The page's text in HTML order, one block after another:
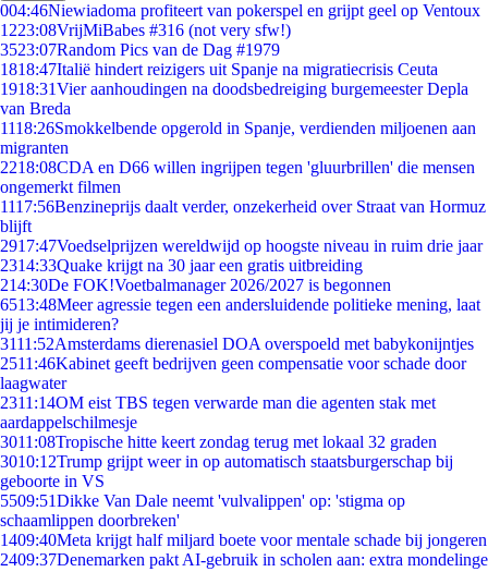
004:46Niewiadoma profiteert van pokerspel en grijpt geel op Ventoux
1223:08VrijMiBabes #316 (not very sfw!)
3523:07Random Pics van de Dag #1979
1818:47Italië hindert reizigers uit Spanje na migratiecrisis Ceuta
1918:31Vier aanhoudingen na doodsbedreiging burgemeester Depla
van Breda
1118:26Smokkelbende opgerold in Spanje, verdienden miljoenen aan
migranten
2218:08CDA en D66 willen ingrijpen tegen 'gluurbrillen' die mensen
ongemerkt filmen
1117:56Benzineprijs daalt verder, onzekerheid over Straat van Hormuz
blijft
2917:47Voedselprijzen wereldwijd op hoogste niveau in ruim drie jaar
2314:33Quake krijgt na 30 jaar een gratis uitbreiding
214:30De FOK!Voetbalmanager 2026/2027 is begonnen
6513:48Meer agressie tegen een andersluidende politieke mening, laat
jij je intimideren?
3111:52Amsterdams dierenasiel DOA overspoeld met babykonijntjes
2511:46Kabinet geeft bedrijven geen compensatie voor schade door
laagwater
2311:14OM eist TBS tegen verwarde man die agenten stak met
aardappelschilmesje
3011:08Tropische hitte keert zondag terug met lokaal 32 graden
3010:12Trump grijpt weer in op automatisch staatsburgerschap bij
geboorte in VS
5509:51Dikke Van Dale neemt 'vulvalippen' op: 'stigma op
schaamlippen doorbreken'
1409:40Meta krijgt half miljard boete voor mentale schade bij jongeren
2409:37Denemarken pakt AI-gebruik in scholen aan: extra mondelinge